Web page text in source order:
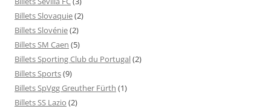
Billets Slovaquie(2)
Billets Slovénie(2)
Billets SM Caen (5)
Billets Sporting Club du Portugal(2)
Billets Sports(9)
Billets SpVgg Greuther Fürth (1)
Billets SS Lazio (2)